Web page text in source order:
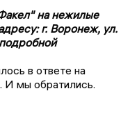
на нежилые
г. Воронеж, ул.
в ответе на
И мы обратились.